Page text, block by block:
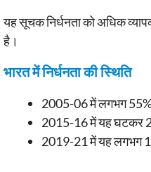
यह सूचक निर्धनता को अधिक
है।
भारत में निर्धनता की स्थिति
2005-06 में लगभग 55%
2015-16 में यह घटकर
2019-21 में यह लगभग